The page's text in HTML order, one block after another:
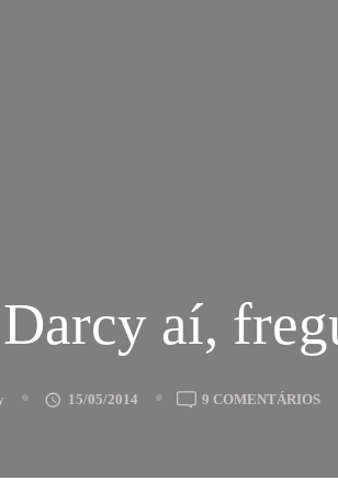
aí,
15/05/2014 9 COMENTÁRIOSEM